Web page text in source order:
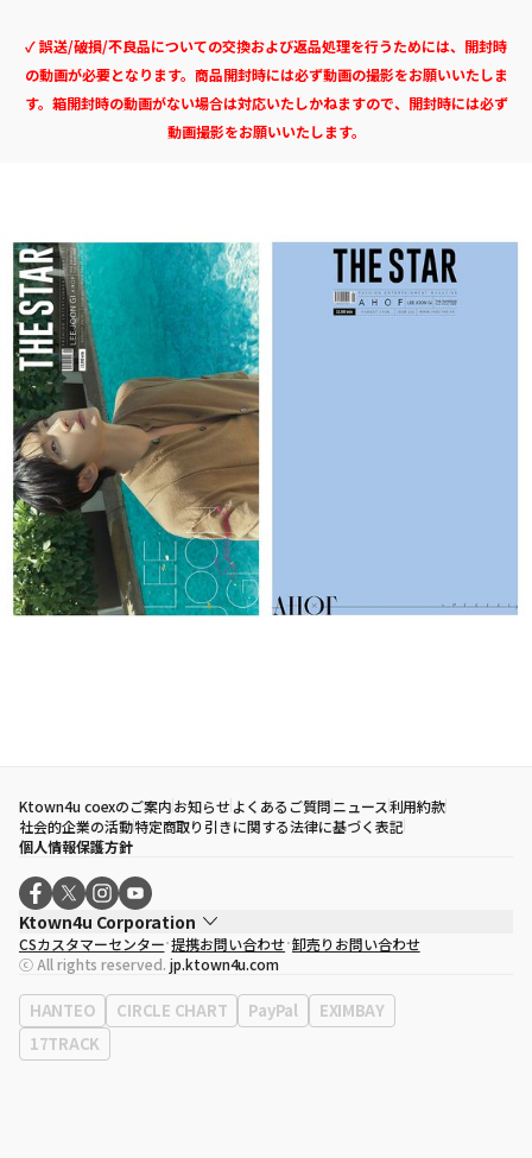
✓ 誤送/破損/不良品についての交換および返品処理を行うためには、開封時
の動画が必要となります。商品開封時には必ず動画の撮影をお願いいたしま
す。箱開封時の動画がない場合は対応いたしかねますので、開封時には必ず
動画撮影をお願いいたします。
Ktown4u coexのご案内お知らせよくあるご質問ニュース利用約款
社会的企業の活動特定商取り引きに関する法律に基づく表記
個人情報保護方針
Ktown4u Corporation
代表取締役
ソン・ヒョミン
事業者登録番号120-87-71116
eContext
0120-23-7523
事務所住所
ソウル特別市江南区永東大路513、3階(三成洞、coex)
CSカスタマーセンター 提携お問い合わせ 卸売りお問い合わせ
ⓒ All rights reserved. jp.ktown4u.com
HANTEO CIRCLE CHART PayPal
EXIMBAY
17TRACK